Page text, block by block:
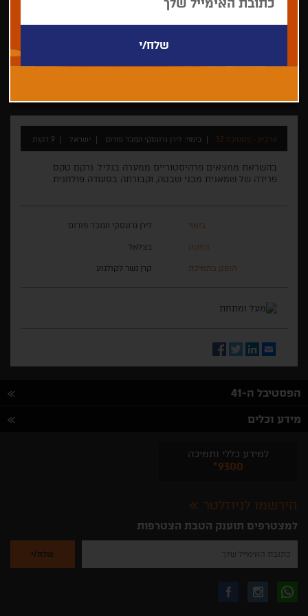
ארכיון - פסטיבל 32 בימוי: לירן נרונסקי ועובד פורום ישראל 9 דקות
בהשראת ממצאים פרהיסטוריים ממערה בגליל. נרקם טקס
פרידה של שמאנית מבני שבטה, וקבורתה בסעודה פולחנית.
בימוי לירן נרונסקי ועובד פורום
הפקה בצלאל
הופק בתמיכת קרן גשר לקולנוע
Email
LinkedIn
Twitter
Facebook
הפסטיבל ה-41
מידע וכלים
למידע כללי ותמיכה
*9300
הירשמו לניוזלטר
למצטרפים תוענק הטבת הצטרפות
להזין
שלך
להרשמה
לקבלת עקבו